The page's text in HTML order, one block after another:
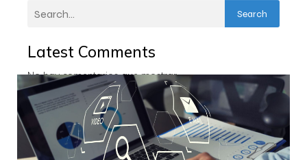
Search
Latest Comments
No hay comentarios que mostrar.